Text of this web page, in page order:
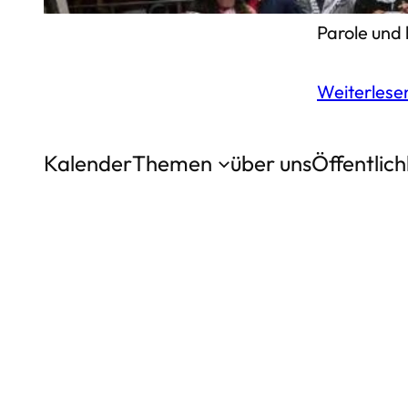
Parole
KalenderThemen über uns